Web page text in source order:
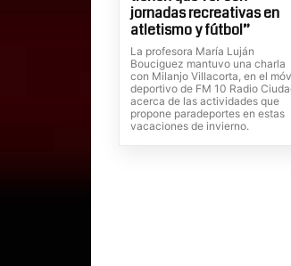
jornadas recreativas en
atletismo y fútbol”
La profesora María Luján
Bouciguez mantuvo una charla
con Milanjo Villacorta, en el
deportivo de FM 10 Radio
acerca de las actividades que
propone paradeportes en estas
vacaciones de invierno.